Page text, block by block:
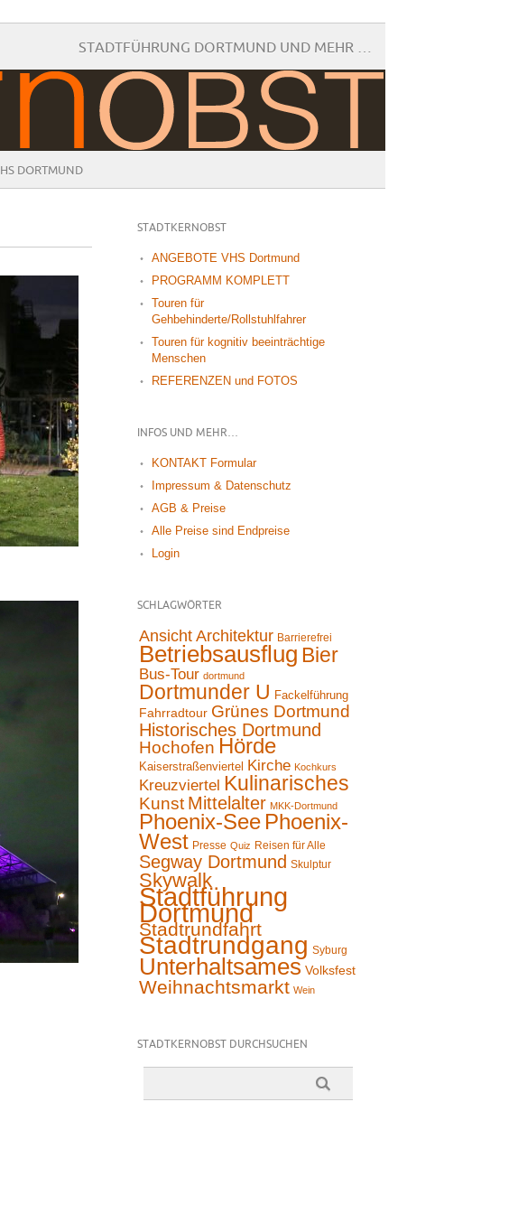
STADTFÜHRUNG DORTMUND UND MEHR …
DORTMUND
STADTKERNOBST
ANGEBOTE VHS Dortmund
PROGRAMM KOMPLETT
Touren für
Gehbehinderte/Rollstuhlfahrer
Touren für kognitiv beeinträchtige
Menschen
REFERENZEN und FOTOS
INFOS UND MEHR…
KONTAKT Formular
Impressum & Datenschutz
AGB & Preise
Alle Preise sind Endpreise
Login
SCHLAGWÖRTER
Ansicht Architektur Barrierefrei
Betriebsausflug Bier
Bus-Tour dortmund
Dortmunder U Fackelführung
Fahrradtour Grünes Dortmund
Historisches Dortmund
Hochofen Hörde
Kaiserstraßenviertel Kirche Kochkurs
Kreuzviertel Kulinarisches
Kunst Mittelalter MKK-Dortmund
Phoenix-See Phoenix-
West Presse Quiz Reisen für Alle
Segway Dortmund Skulptur
Skywalk
Stadtführung
Dortmund
Stadtrundfahrt
Stadtrundgang Syburg
Unterhaltsames Volksfest
Weihnachtsmarkt Wein
STADTKERNOBST DURCHSUCHEN